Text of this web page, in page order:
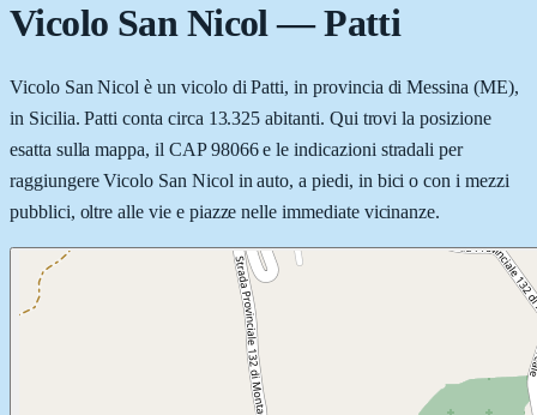
Vicolo San Nicol—Patti
Vicolo San Nicol è un vicolo di Patti, in provincia di Messina (ME),
in Sicilia. Patti conta circa 13.325 abitanti. Qui trovi la posizione
esatta sulla mappa, il CAP 98066 e le indicazioni stradali per
raggiungere Vicolo San Nicol in auto, a piedi, in bici o con i mezzi
pubblici, oltre alle vie e piazze nelle immediate vicinanze.